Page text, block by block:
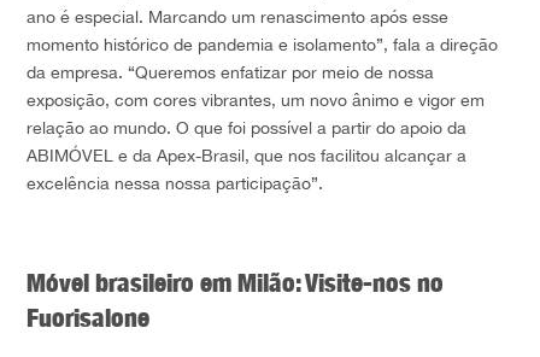
ano é especial. Marcando um renascimento após esse
momento histórico de pandemia e isolamento”, fala a direção
da empresa. “Queremos enfatizar por meio de nossa
exposição, com cores vibrantes, um novo ânimo e vigor em
relação ao mundo. O que foi possível a partir do apoio da
ABIMÓVEL e da Apex-Brasil, que nos facilitou alcançar a
excelência nessa nossa participação”.
Móvel brasileiro em Milão: Visite-nos no
Fuorisalone